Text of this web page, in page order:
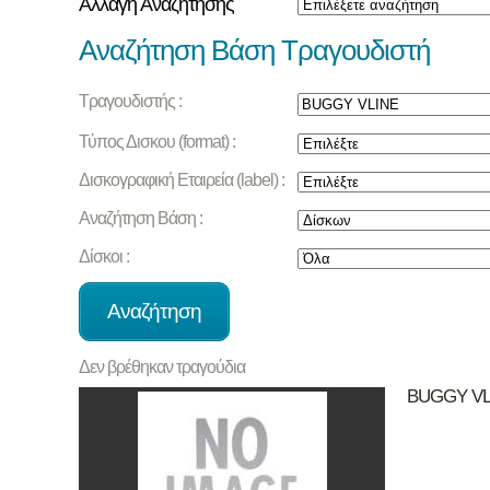
Αλλαγή Αναζήτησης
Αναζήτηση Βάση Τραγουδιστή
Τραγουδιστής :
Τύπος Δισκου (format) :
Δισκογραφική Εταιρεία (label) :
Αναζήτηση Βάση :
Δίσκοι :
Δεν βρέθηκαν τραγούδια
BUGGY